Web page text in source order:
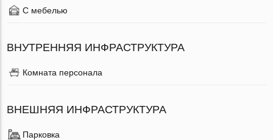
С мебелью
ВНУТРЕННЯЯ ИНФРАСТРУКТУРА
Комната персонала
ВНЕШНЯЯ ИНФРАСТРУКТУРА
Парковка